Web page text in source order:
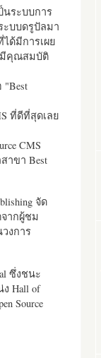
นระบบการ
ะบบดรูปัลมา
ด้มีการเผย
มีคุณสมบัติ
"Best
ที่ดีที่สุดเลย
CMS
าขา Best
จัด
ากผู้ชม
งการ
ซึ่งชนะ
Hall of
Source